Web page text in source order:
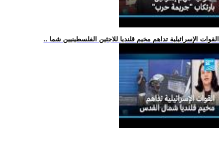
.. القوات الإسرائيلية تداهم مخيم قلنديا للاجئين الفلسطينيين شما